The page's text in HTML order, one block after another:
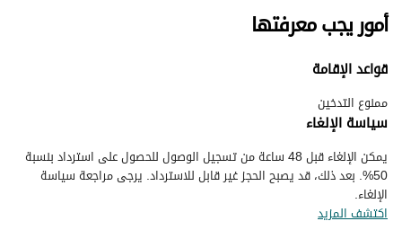
أمور يجب معرفتها
قواعد الإقامة
ممنوع التدخين
سياسة الإلغاء
يمكن الإلغاء قبل 48 ساعة من تسجيل الوصول للحصول على استرداد بنسبة
50%. بعد ذلك، قد يصبح الحجز غير قابل للاسترداد. يرجى مراجعة سياسة
الإلغاء.
اكتشف المزيد